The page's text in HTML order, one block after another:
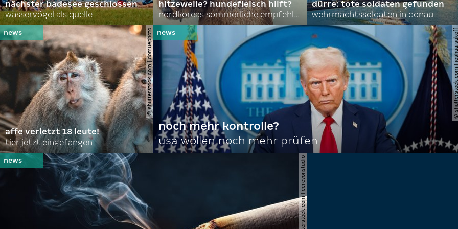
nächster badesee geschlossen
wasservögel als quelle
hitzewelle? hundefleisch hilft?
nordkoreas sommerliche empfehlungen
dürre: tote soldaten gefunden
wehrmachtssoldaten in donau
© shutterstock.com | domuephoto
affe verletzt 18 leute!
tier jetzt eingefangen
©
noch mehr kontrolle?
usa wollen noch mehr prüfen
© shutterstock.com | cerevonstudio